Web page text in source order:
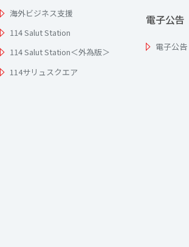
海外ビジネス支援
114 Salut Station
114 Salut Station＜外為版＞
114サリュスクエア
電子公告
電子公告